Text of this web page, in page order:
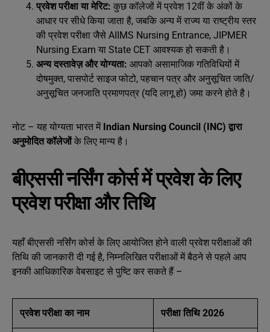
प्रवेश परीक्षा या मेरिट: कुछ कॉलेजों में प्रवेश 12वीं के अंकों के
आधार पर सीधे किया जाता है, जबकि अन्य में राज्य या राष्ट्रीय स्तर
की प्रवेश परीक्षा जैसे AIIMS Nursing Entrance, JIPMER
Nursing Exam या State CET आवश्यक हो सकती है।
अन्य दस्तावेज़ और योग्यता: आपको असामाजिक गतिविधियों में
दोषमुक्त, पासपोर्ट साइज फोटो, पहचान पत्र और अनुसूचित जाति/
अनुसूचित जनजाति प्रमाणपत्र (यदि लागू हो) जमा करने होते है।
नोट – यह योग्यता भारत में Indian Nursing Council (INC) द्वारा
अनुमोदित कॉलेजोंके लिए मान्य है।
बीएससी नर्सिंग कोर्स में प्रवेश के लिए
प्रवेश परीक्षा और तिथि
यहाँ बीएससी नर्सिंग कोर्स के लिए आयोजित होने वाली प्रवेश परीक्षाओं की
तिथि की जानकारी दी गई है, निम्नलिखित परीक्षाओं में बैठने से पहले आप
इनकी आधिकारिक वेबसाइट से पुष्टि कर सकते हैं –
प्रवेश परीक्षा का नाम परीक्षा तिथि 2026